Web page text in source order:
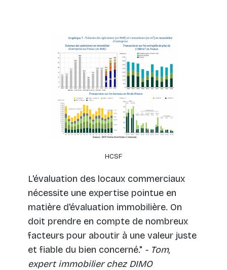
HCSF
L'évaluation des locaux commerciaux
nécessite une expertise pointue en
matière d'évaluation immobilière. On
doit prendre en compte de nombreux
facteurs pour aboutir à une valeur juste
et fiable du bien concerné." - Tom,
expert immobilier chez DIMO